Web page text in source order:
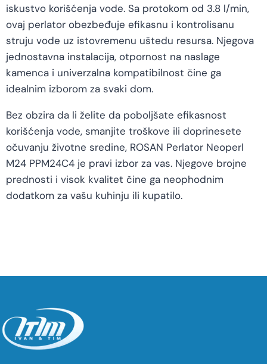
iskustvo korišćenja vode. Sa protokom od 3.8 l/min,
ovaj perlator obezbeđuje efikasnu i kontrolisanu
struju vode uz istovremenu uštedu resursa. Njegova
jednostavna instalacija, otpornost na naslage
kamenca i univerzalna kompatibilnost čine ga
idealnim izborom za svaki dom.
Bez obzira da li želite da poboljšate efikasnost
korišćenja vode, smanjite troškove ili doprinesete
očuvanju životne sredine, ROSAN Perlator Neoperl
M24 PPM24C4 je pravi izbor za vas. Njegove brojne
prednosti i visok kvalitet čine ga neophodnim
dodatkom za vašu kuhinju ili kupatilo.